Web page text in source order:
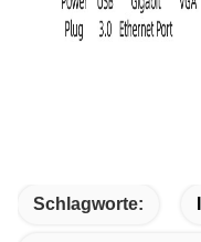
Schlagworte: